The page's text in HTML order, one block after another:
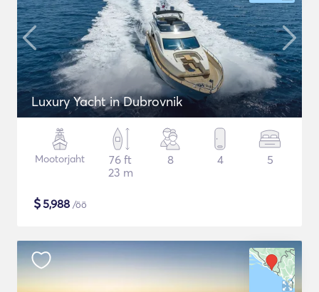
Luxury Yacht in Dubrovnik
Mootorjaht
76 ft
23 m
8 4 5
$5,988 /öö